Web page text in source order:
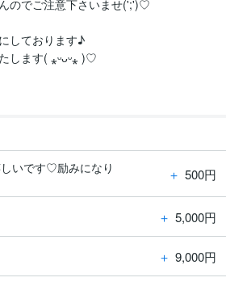
のでご注意下さいませ(';')♡
しております♪
します( ⁎ᵕᴗᵕ⁎ )♡
いです♡励みになり
＋ 500円
＋ 5,000円
＋ 9,000円